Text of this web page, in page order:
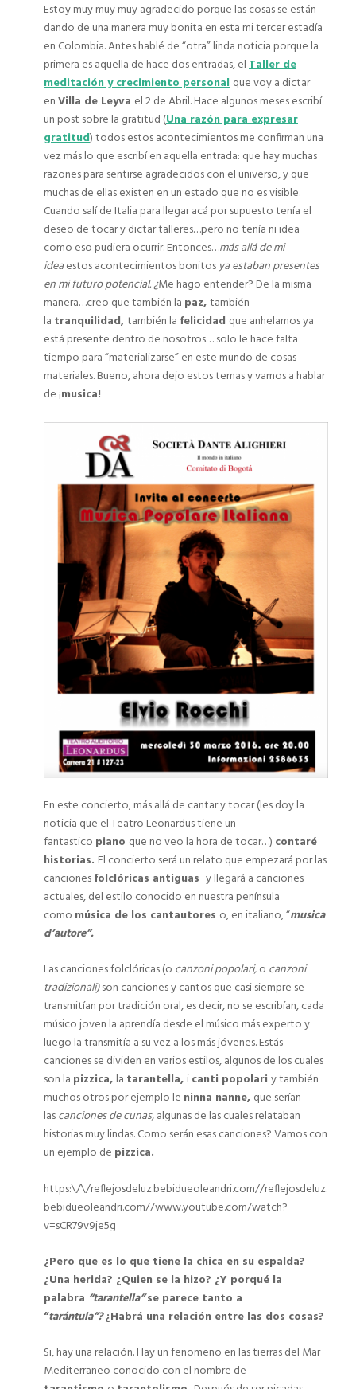
Estoy muy muy muy agradecido porque las cosas se están
dando de una manera muy bonita en esta mi tercer estadía
en Colombia. Antes hablé de “otra” linda noticia porque la
primera es aquella de hace dos entradas, elTaller de
meditación y crecimiento personal que voy a dictar
enVilla de Leyva el 2 de Abril. Hace algunos meses escribí
un post sobre la gratitud (Una razón para expresar
gratitud) todos estos acontecimientos me confirman una
vez más lo que escribí en aquella entrada: que hay muchas
razones para sentirse agradecidos con el universo, y que
muchas de ellas existen en un estado que no es visible.
Cuando salí de Italia para llegar acá por supuesto tenía el
deseo de tocar y dictar talleres…pero no tenía ni idea
como eso pudiera ocurrir. Entonces…más allá de mi
ideaestos acontecimientos bonitosya estaban presentes
en mi futuro potencial. ¿Me hago entender? De la misma
manera…creo que también la paz,también
la tranquilidad,también la felicidad que anhelamos ya
está presente dentro de nosotros… solo le hace falta
tiempo para “materializarse” en este mundo de cosas
materiales. Bueno, ahora dejo estos temas y vamos a hablar
de ¡musica!
En este concierto, más allá de cantar y tocar (les doy la
noticia que el Teatro Leonardus tiene un
fantastico piano que no veo la hora de tocar…) contaré
historias. El concierto será un relato que empezará por las
cancionesfolclóricas antiguas y llegará a canciones
actuales, del estilo conocido en nuestra península
como música de los cantautores o, en italiano, “musica
d’autore”.
Las canciones folclóricas (o canzoni popolari,o canzoni
tradizionali)son canciones y cantos que casi siempre se
transmitían por tradición oral, es decir, no se escribían, cada
músico joven la aprendía desde el músico más experto y
luego la transmitía a su vez a los más jóvenes. Estás
canciones se dividen en varios estilos, algunos de los cuales
son la pizzica,la tarantella,icanti popolari y también
muchos otros por ejemplo le ninna nanne, que serían
lascanciones de cunas,algunas de las cuales relataban
historias muy lindas. Como serán esas canciones? Vamos con
un ejemplo de pizzica.
https:\/\/reflejosdeluz.bebidueoleandri.com//reflejosdeluz.
bebidueoleandri.com//www.youtube.com/watch?
v=sCR79v9je5g
¿Pero que es lo que tiene la chica en su espalda?
¿Una herida? ¿Quien se la hizo? ¿Y porqué la
palabra “tarantella”se parece tanto a
“tarántula”?¿Habrá una relación entre las dos cosas?
Si, hay una relación. Hay un fenomeno en las tierras del Mar
Mediterraneo conocido con el nombre de